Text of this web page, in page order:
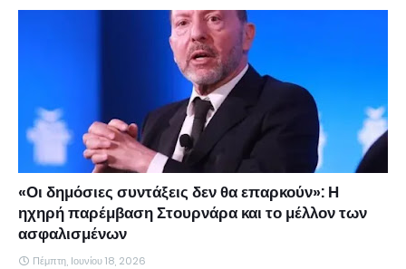
«Οι δημόσιες συντάξεις δεν θα επαρκούν»: Η
ηχηρή παρέμβαση Στουρνάρα και το μέλλον των
ασφαλισμένων
Πέμπτη, Ιουνίου 18, 2026